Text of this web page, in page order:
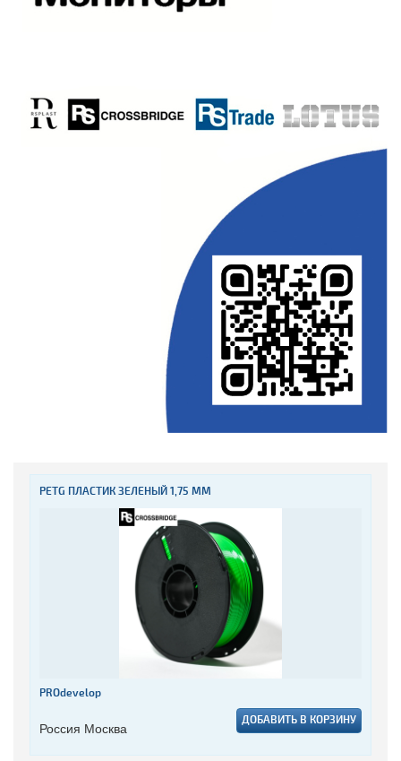
PETG ПЛАСТИК ЗЕЛЕНЫЙ 1,75 ММ
PROdevelop
Россия Москва ДОБАВИТЬ В КОРЗИНУ